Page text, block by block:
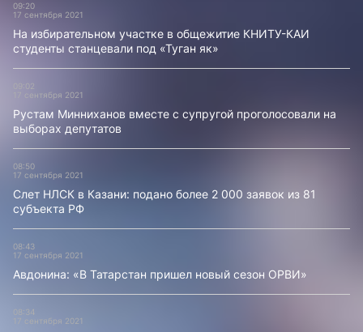
09:20
17 сентября 2021
На избирательном участке в общежитие КНИТУ-КАИ
студенты станцевали под «Туган як»
09:02
17 сентября 2021
Рустам Минниханов вместе с супругой проголосовали на
выборах депутатов
08:50
17 сентября 2021
Слет НЛСК в Казани: подано более 2 000 заявок из 81
субъекта РФ
08:43
17 сентября 2021
Авдонина: «В Татарстан пришел новый сезон ОРВИ»
08:34
17 сентября 2021